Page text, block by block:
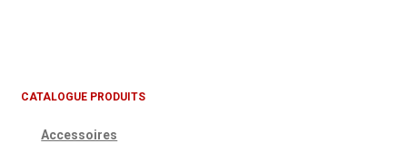
CATALOGUE PRODUITS
Accessoires